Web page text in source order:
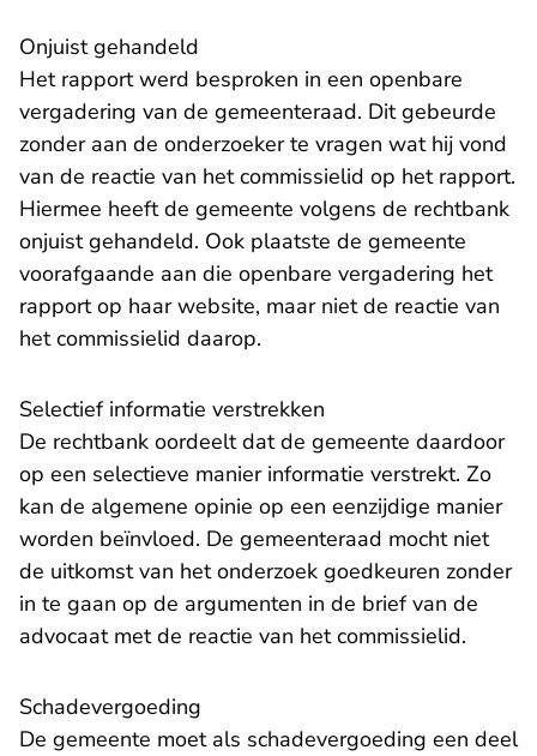
Onjuist gehandeld
Het rapport werd besproken in een openbare
vergadering van de gemeenteraad. Dit gebeurde
zonder aan de onderzoeker te vragen wat hij vond
van de reactie van het commissielid op het rapport.
Hiermee heeft de gemeente volgens de rechtbank
onjuist gehandeld. Ook plaatste de gemeente
voorafgaande aan die openbare vergadering het
rapport op haar website, maar niet de reactie van
het commissielid daarop.
Selectief informatie verstrekken
De rechtbank oordeelt dat de gemeente daardoor
op een selectieve manier informatie verstrekt. Zo
kan de algemene opinie op een eenzijdige manier
worden beïnvloed. De gemeenteraad mocht niet
de uitkomst van het onderzoek goedkeuren zonder
in te gaan op de argumenten in de brief van de
advocaat met de reactie van het commissielid.
Schadevergoeding
De gemeente moet als schadevergoeding een deel